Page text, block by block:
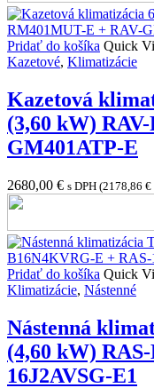
Pridať do košíka Quick
Kazetové, Klimatizácie
Kazetová
(3,60 kW)
GM401ATP-E
2680,00 € s DPH (2178,86 €
Pridať do košíka Quick
Klimatizácie, Nástenné
Nástenná
(4,60 kW)
16J2AVSG-E1